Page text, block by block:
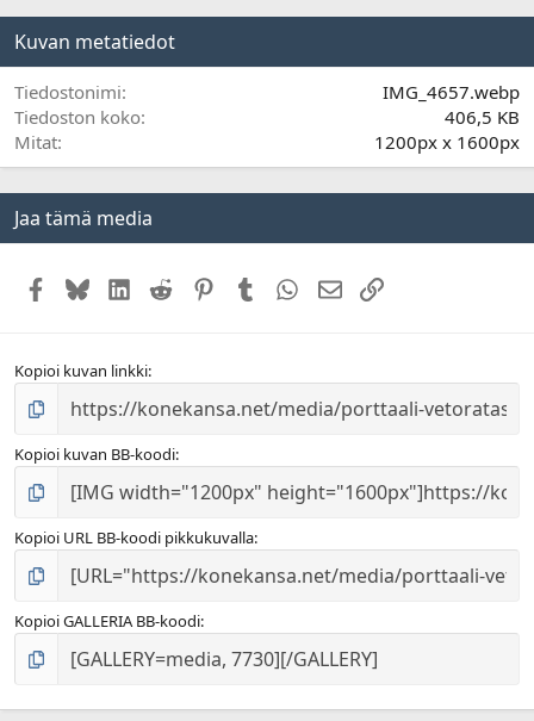
t
h
t
ä
Kuvan metatiedot
Tiedostonimi
IMG_4657.webp
Tiedoston koko
406,5 KB
Mitat
1200px x 1600px
Jaa tämä media
Facebook
BlueskyLinkedIn
Reddit PinterestTumblr WhatsApp
Sähköposti
Linkki
Kopioi kuvan linkki
Kopioi kuvan BB-koodi
Kopioi URL BB-koodi pikkukuvalla
Kopioi GALLERIA BB-koodi